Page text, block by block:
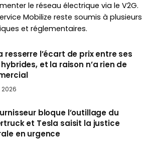
le réseau électrique via le V2G.
Mobilize reste soumis à plusieurs
et réglementaires.
resserre l’écart de prix entre ses
et la raison n’a rien de
bloque l’outillage du
et Tesla saisit la justice
en urgence